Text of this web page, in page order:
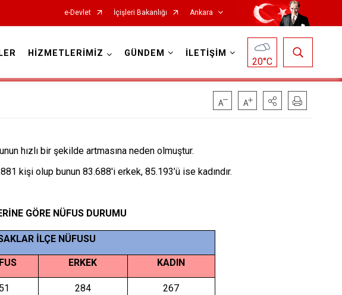
e-Devlet İçişleri Bakanlığı Ankara
Altındağ
Ayaş
Beypazarı
Çamlıdere
Çankaya
Çubuk
Kalecik
Kahramankazan
Mamak
Polatlı
Şereflikoçhisar
HİZMETLERİMİZ GÜNDEM İLETİŞİM
20°C
hızlı bir şekilde artmasına neden olmuştur.
kişi olup bunun 83.688'i erkek, 85.193’ü ise kadındır.
GÖRE NÜFUS DURUMU
İLÇE NÜFUSU
ERKEK
KADIN
284
267